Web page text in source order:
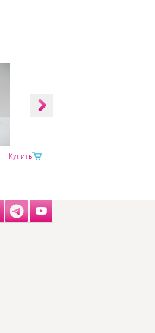
Купить